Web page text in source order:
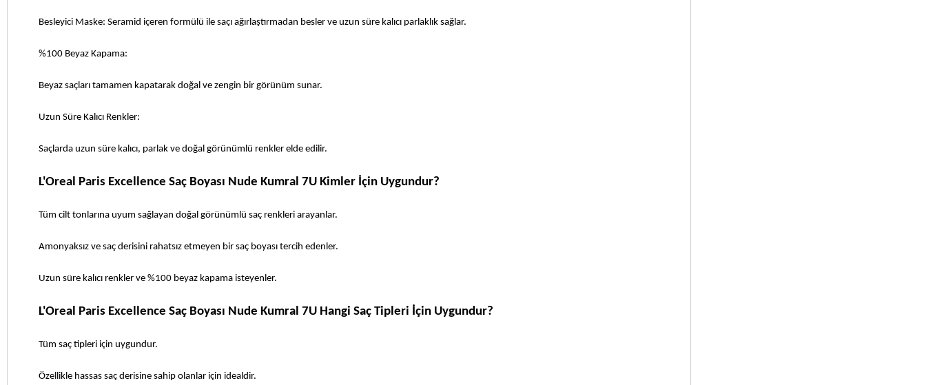
Besleyici Maske: Seramid içeren formülü ile saçı ağırlaştırmadan besler ve uzun süre kalıcı parlaklık sağlar.
%100 Beyaz Kapama:
Beyaz saçları tamamen kapatarak doğal ve zengin bir görünüm sunar.
Uzun Süre Kalıcı Renkler:
Saçlarda uzun süre kalıcı, parlak ve doğal görünümlü renkler elde edilir.
L'Oreal Paris Excellence Saç Boyası Nude Kumral 7U Kimler İçin Uygundur?
Tüm cilt tonlarına uyum sağlayan doğal görünümlü saç renkleri arayanlar.
Amonyaksız ve saç derisini rahatsız etmeyen bir saç boyası tercih edenler.
Uzun süre kalıcı renkler ve %100 beyaz kapama isteyenler.
L'Oreal Paris Excellence Saç Boyası Nude Kumral 7U Hangi Saç Tipleri İçin Uygundur?
Tüm saç tipleri için uygundur.
Özellikle hassas saç derisine sahip olanlar için idealdir.